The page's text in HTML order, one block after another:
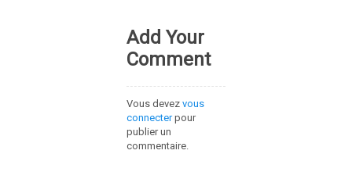
Add Your
Comment
Vous devez vous
connecterpour
publier un
commentaire.